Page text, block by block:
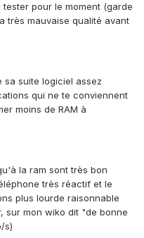
pour le moment (garde
très mauvaise qualité avant
suite logiciel assez
qui ne te conviennent
moins de RAM à
la ram sont très bon
très réactif et le
plus lourde raisonnable
sur mon wiko dit "de bonne
s)